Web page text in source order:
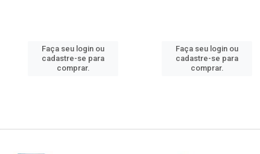
Faça seu login ou
cadastre-se para
comprar.
Faça seu login ou
cadastre-se para
comprar.